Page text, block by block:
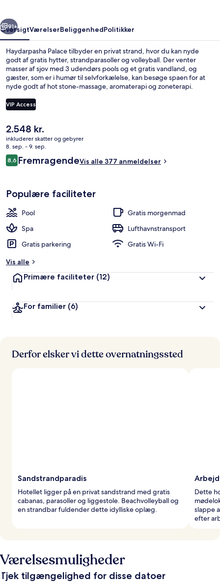
Næste
91+
OversigtVærelserBeliggenhedPolitikker
Haydarpasha Palace tilbyder en privat strand, hvor du kan nyde
godt af gratis hytter, strandparasoller og volleyball. Der venter
masser af sjov med 3 udendørs pools og et gratis vandland, og
gæster, som er i humør til selvforkælelse, kan besøge spaen for at
nyde godt af hot stone-massage, aromaterapi og zoneterapi.
og er åben til aftensmad. Andre højdepunkter på dette hotel med
luksusfaciliteter omfatter 2 barer ved poolen, en indendørs pool og
VIP Access
Den
nuværende
pris
er
2.548 kr.
2.548 kr.
inkluderer skatter og gebyrer
8. sep. - 9. sep.
Anmeldelser
8,68,6 ud af 10.
FremragendeVis alle 377 anmeldelser
Populære faciliteter
Pool
Gratis morgenmad
Spa
Lufthavnstransport
Gratis parkering
Gratis Wi-Fi
Vis alle
Primære faciliteter (12)
For familier (6)
Derfor elsker vi dette overnatningssted
Sandstrandparadis
Hotellet ligger på en privat sandstrand med gratis
cabanas, parasoller og liggestole. Beachvolleyball og
en strandbar fuldender dette idylliske oplæg.
Dette
slappe
efter
Værelsesmuligheder
Tjek tilgængelighed for disse datoer